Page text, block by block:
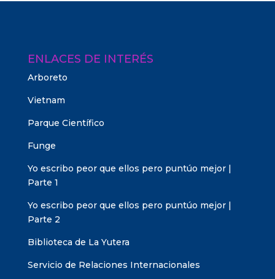
ENLACES DE INTERÉS
Arboreto
Vietnam
Parque Científico
Funge
Yo escribo peor que ellos pero puntúo mejor |
Parte 1
Yo escribo peor que ellos pero puntúo mejor |
Parte 2
Biblioteca de La Yutera
Servicio de Relaciones Internacionales